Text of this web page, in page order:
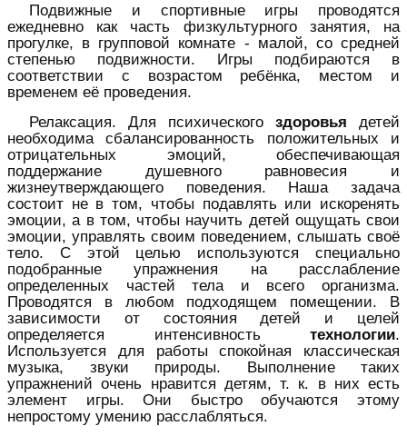
Подвижные и спортивные игры проводятся
ежедневно как часть физкультурного занятия, на
прогулке, в групповой комнате - малой, со средней
степенью подвижности. Игры подбираются в
соответствии с возрастом ребёнка, местом и
временем её проведения.
Релаксация. Для психического здоровья детей
необходима сбалансированность положительных и
отрицательных эмоций, обеспечивающая
поддержание душевного равновесия и
жизнеутверждающего поведения. Наша задача
состоит не в том, чтобы подавлять или искоренять
эмоции, а в том, чтобы научить детей ощущать свои
эмоции, управлять своим поведением, слышать своё
тело. С этой целью используются специально
подобранные упражнения на расслабление
определенных частей тела и всего организма.
Проводятся в любом подходящем помещении. В
зависимости от состояния детей и целей
определяется интенсивность технологии.
Используется для работы спокойная классическая
музыка, звуки природы. Выполнение таких
упражнений очень нравится детям, т. к. в них есть
элемент игры. Они быстро обучаются этому
непростому умению расслабляться.